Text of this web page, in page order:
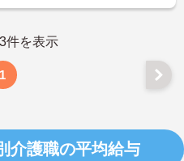
件を表示
1
介護職の平均給与